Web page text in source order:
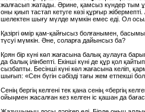
жалғасып жатады. Әрине, қамсыз күндер тым
оны қиып тастап кетуге көзі құрғыр
шелектен шығу мүлде мүмкін емес еді. Ол
Қазіргі өмір қам-қайғысыз болғанымен,
түсуі мүмкін. Әне, соларға дайынсыз ба?
Қоян бір күні көл жағасына балық аулауға
да балық ілінбепті. Екінші күні де құр қол
сызбапты. Бесінші күні көл жағасына келіп,
шығып: «Сен бүгін сәбізді тағы жем етпекші
Сенің бергің келгені тек қана сенің «бергің
ойыңмен жасалған кез келген іс қашан да